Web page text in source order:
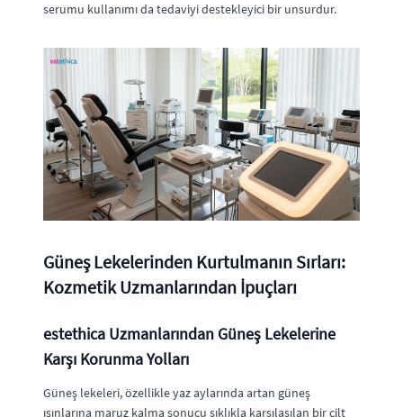
serumu kullanımı da tedaviyi destekleyici bir unsurdur.
Güneş Lekelerinden Kurtulmanın Sırları:
Kozmetik Uzmanlarından İpuçları
estethica Uzmanlarından Güneş Lekelerine
Karşı Korunma Yolları
Güneş lekeleri, özellikle yaz aylarında artan güneş
ışınlarına maruz kalma sonucu sıklıkla karşılaşılan bir cilt